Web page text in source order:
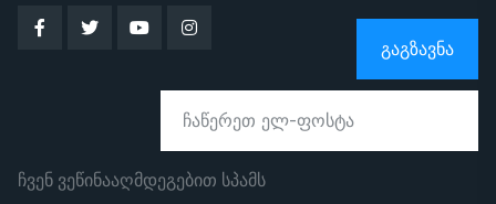
ᲒᲐᲒᲖᲐᲕᲜᲐ
ჩვენ ვეწინააღმდეგებით სპამს